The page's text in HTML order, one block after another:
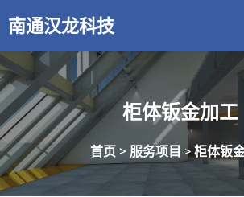
柜体钣金加工
首页 > 服务项目 > 柜体钣